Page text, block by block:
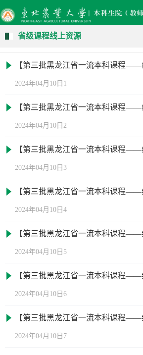
省级课程线上资源
2024年04月10日1
2024年04月10日2
2024年04月10日3
2024年04月10日4
2024年04月10日5
2024年04月10日6
2024年04月10日7